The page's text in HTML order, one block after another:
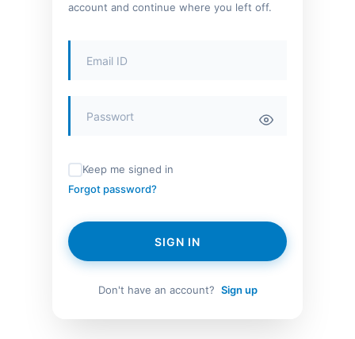
account and continue where you left off.
Keep me signed in
Forgot password?
SIGN IN
Don't have an account? Sign up